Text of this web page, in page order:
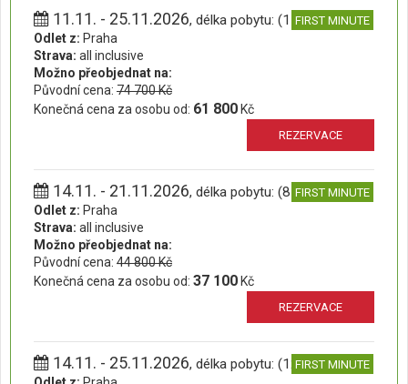
11.11. - 25.11.2026, délka pobytu: (15 dní)FIRST MINUTE
Odlet z: Praha
Strava: all inclusive
Možno přeobjednat na:
Původní cena: 74 700 Kč
Konečná cena za osobu od: 61 800 Kč
REZERVACE
14.11. - 21.11.2026, délka pobytu: (8 dní)FIRST MINUTE
Odlet z: Praha
Strava: all inclusive
Možno přeobjednat na:
Původní cena: 44 800 Kč
Konečná cena za osobu od: 37 100 Kč
REZERVACE
14.11. - 25.11.2026, délka pobytu: (12 dní)FIRST MINUTE